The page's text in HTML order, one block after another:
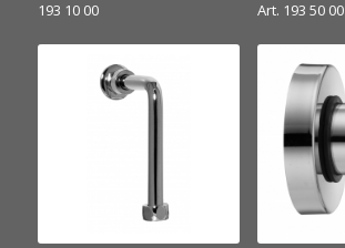
193 10 00 Art. 193 50 00